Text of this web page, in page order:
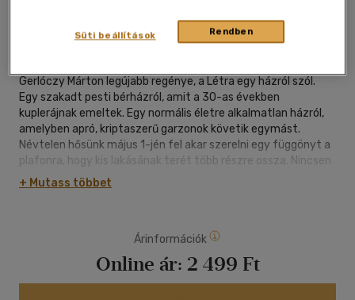
magyar nyelvű
Gerlóczy Márton legújabb regénye, a Létra egy házról szól.
Egy szakadt pesti bérházról, amit a 30-as években
kuplerájnak emeltek. Egy normális életre alkalmatlan házról,
amelyben apró, kriptaszerű garzonok követik egymást.
Névtelen hősünk május 1-jén fel akar szerelni egy függönyt a
plafonra, hogy kis lakásának terét több részre ossza. Nincsen
létrája, így elindul, hogy a házban szerezzen be egyet.
Miközben az emeletek közti szűk és sötét lépcsőházakban és
szánalmas garzonszáműzetésüket.
+ Mutass többet
Árinformációk
Online ár: 2 499 Ft
Rendben
Süti beállítások